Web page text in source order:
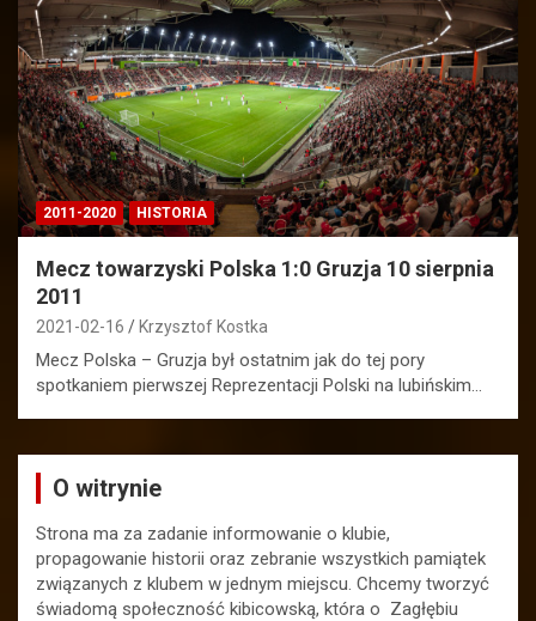
2011-2020 HISTORIA
Mecz towarzyski Polska 1:0 Gruzja 10 sierpnia
2011
2021-02-16 Krzysztof Kostka
Mecz Polska – Gruzja był ostatnim jak do tej pory
spotkaniem pierwszej Reprezentacji Polski na lubińskim…
O witrynie
Strona ma za zadanie informowanie o klubie,
propagowanie historii oraz zebranie wszystkich pamiątek
związanych z klubem w jednym miejscu. Chcemy tworzyć
świadomą społeczność kibicowską, która o Zagłębiu